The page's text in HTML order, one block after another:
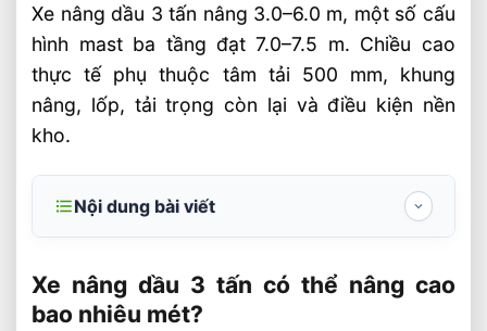
Xe nâng dầu 3 tấn nâng 3.0–6.0 m, một số cấu
hình mast ba tầng đạt 7.0–7.5 m. Chiều cao
thực tế phụ thuộc tâm tải 500 mm, khung
nâng, lốp, tải trọng còn lại và điều kiện nền
kho.
Nội dung bài viết
nhiêu mét?
Chiều cao nâng tiêu chuẩn của xe nâng
Xe nâng dầu 3 tấn có thể nâng cao
bao nhiêu mét?